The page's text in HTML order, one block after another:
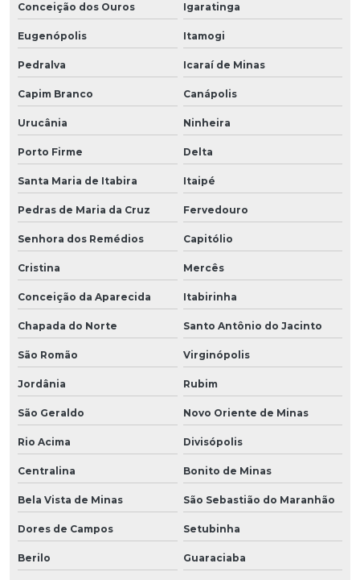
Conceição dos Ouros Igaratinga
Eugenópolis Itamogi
Pedralva Icaraí de Minas
Capim Branco Canápolis
Urucânia Ninheira
Porto Firme Delta
Santa Maria de Itabira Itaipé
Pedras de Maria da Cruz Fervedouro
Senhora dos Remédios Capitólio
Cristina Mercês
Conceição da Aparecida Itabirinha
Chapada do Norte Santo Antônio do Jacinto
São Romão Virginópolis
Jordânia Rubim
São Geraldo Novo Oriente de Minas
Rio Acima Divisópolis
Centralina Bonito de Minas
Bela Vista de Minas São Sebastião do Maranhão
Dores de Campos Setubinha
Berilo Guaraciaba